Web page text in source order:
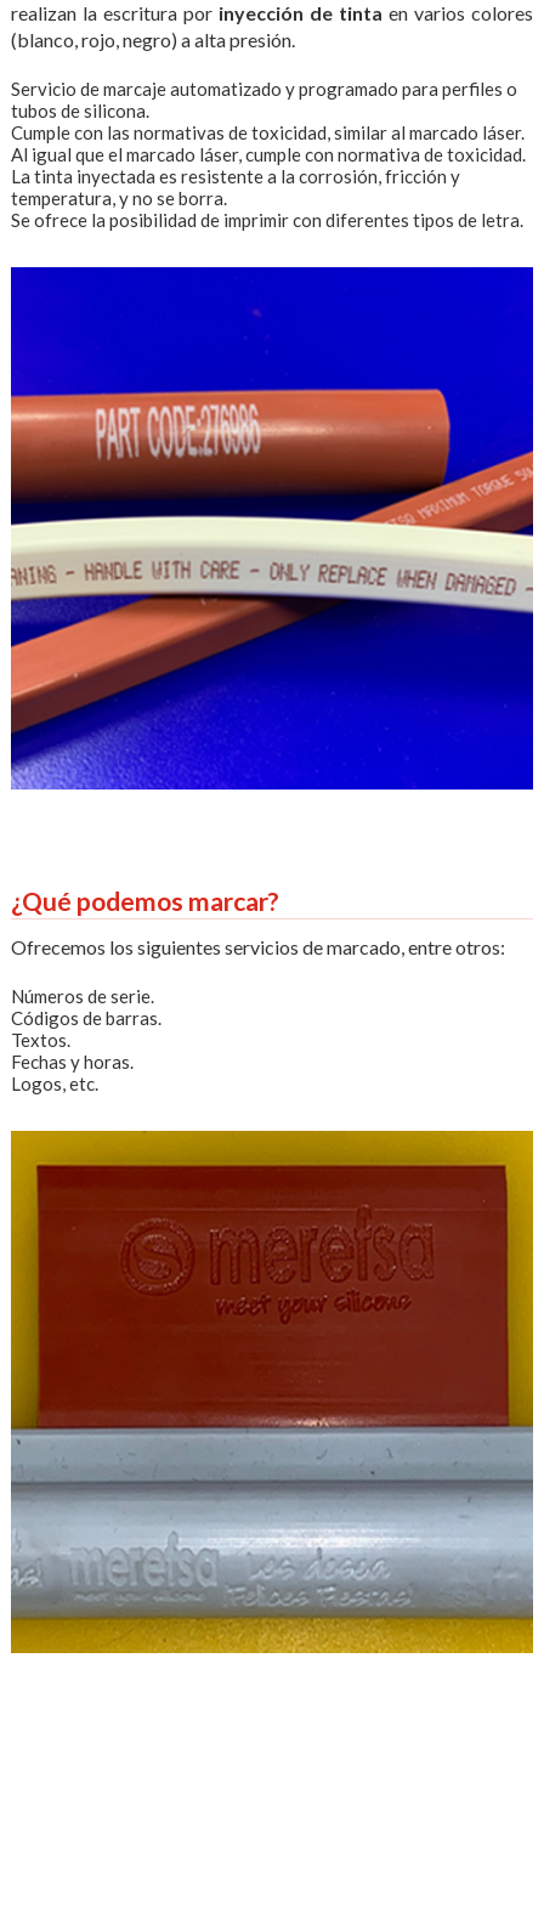
realizan la escritura por inyección de tinta en varios colores
(blanco, rojo, negro) a alta presión.
Servicio de marcaje automatizado y programado para perfiles o
tubos de silicona.
Cumple con las normativas de toxicidad, similar al marcado láser.
Al igual que el marcado láser, cumple con normativa de toxicidad.
La tinta inyectada es resistente a la corrosión, fricción y
temperatura, y no se borra.
Se ofrece la posibilidad de imprimir con diferentes tipos de letra.
¿Qué podemos marcar?
Ofrecemos los siguientes servicios de marcado, entre otros:
Números de serie.
Códigos de barras.
Textos.
Fechas y horas.
Logos, etc.